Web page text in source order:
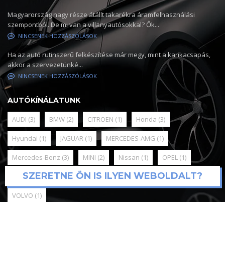
SZERETNE ÖN IS ILYEN WEBOLDALT?
Magyarország nagy része átállt takarékra áramfelhasználási
szempontból. De mi van a villanyautósokkal? Ők...
NINCSENEK HOZZÁSZÓLÁSOK
Ha az autó rutinszerű felkészítése már megy, mint a karikacsapás,
akkor a szervezetünké...
NINCSENEK HOZZÁSZÓLÁSOK
AUTÓKÍNÁLATUNK
AUDI (3) BMW (2) CITROEN (1) Honda (3)
Hyundai (1) JAGUAR (1) MERCEDES-AMG (1)
Mercedes-Benz (3) MINI (2) Nissan (1) OPEL (1)
RENAULT(1) SKODA (3) Toyota(3) Volkswagen (3)
VOLVO (1)